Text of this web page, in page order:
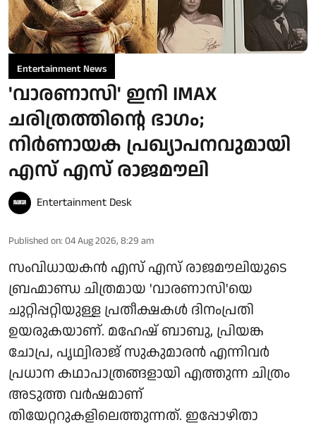
Entertainment News
'വാരണാസി' ഇനി IMAX
ചരിത്രത്തിന്റെ ഭാഗം;
നിർണായക പ്രഖ്യാപനവുമായി
എസ് എസ് രാജമൗലി
Entertainment Desk
Published on: 04 Aug 2026, 8:29 am
സംവിധായകൻ എസ് എസ് രാജമൗലിയുടെ
ബ്രഹ്മാണ്ഡ ചിത്രമായ 'വാരണാസി'യെ
ചുറ്റിപ്പറ്റിയുള്ള പ്രതീക്ഷകൾ ദിനംപ്രതി
ഉയരുകയാണ്. മഹേഷ് ബാബു, പ്രിയങ്ക
ചോപ്ര, പൃഥ്വിരാജ് സുകുമാരൻ എന്നിവർ
പ്രധാന കഥാപാത്രങ്ങളായി എത്തുന്ന ചിത്രം
അടുത്ത വർഷമാണ്
തിയേറ്ററുകളിലെത്തുന്നത്. ഇപ്പോഴിതാ